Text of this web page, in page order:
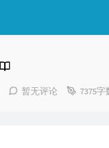
暂无评论 7375字